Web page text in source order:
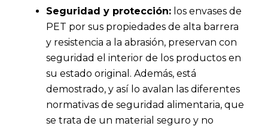
Seguridad y protección: los envases de
PET por sus propiedades de alta barrera
y resistencia a la abrasión, preservan con
seguridad el interior de los productos en
su estado original. Además, está
demostrado, y así lo avalan las diferentes
normativas de seguridad alimentaria, que
se trata de un material seguro y no